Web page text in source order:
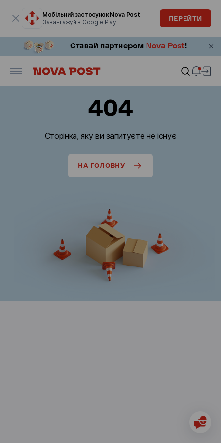
Мобільний застосунок Nova Post
Завантажуй в Google Play
ПЕРЕЙТИ
404
Сторінка, яку ви запитуєте не існує
НА ГОЛОВНУ